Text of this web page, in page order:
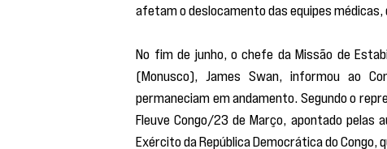
afetam o deslocamento das equipes
No fim de junho, o chefe da Missão de
(Monusco), James Swan, informou ao
permaneciam em andamento. Segundo o
Fleuve Congo/23 de Março, apontado pelas
Exército da República Democrática do Congo,